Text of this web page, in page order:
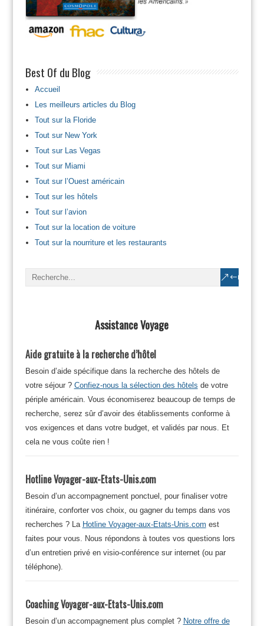
Best Of du Blog
Accueil
Les meilleurs articles du Blog
Tout sur la Floride
Tout sur New York
Tout sur Las Vegas
Tout sur Miami
Tout sur l’Ouest américain
Tout sur les hôtels
Tout sur l’avion
Tout sur la location de voiture
Tout sur la nourriture et les restaurants
Assistance Voyage
Aide gratuite à la recherche d’hôtel
Besoin d’aide spécifique dans la recherche des hôtels de
votre séjour ? Confiez-nous la sélection des hôtels de votre
périple américain. Vous économiserez beaucoup de temps de
recherche, serez sûr d’avoir des établissements conforme à
vos exigences et dans votre budget, et validés par nous. Et
cela ne vous coûte rien !
Hotline Voyager-aux-Etats-Unis.com
Besoin d’un accompagnement ponctuel, pour finaliser votre
itinéraire, conforter vos choix, ou gagner du temps dans vos
recherches ? La Hotline Voyager-aux-Etats-Unis.com est
faites pour vous. Nous répondons à toutes vos questions lors
d’un entretien privé en visio-conférence sur internet (ou par
téléphone).
Coaching Voyager-aux-Etats-Unis.com
Besoin d’un accompagnement plus complet ? Notre offre de